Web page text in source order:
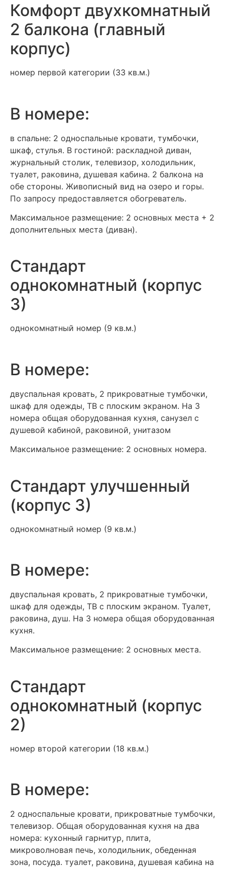
Комфорт двухкомнатный
2 балкона (главный
корпус)
номер первой категории (33 кв.м.)
В номере:
в спальне: 2 односпальные кровати, тумбочки,
шкаф, стулья. В гостиной: раскладной диван,
журнальный столик, телевизор, холодильник,
туалет, раковина, душевая кабина. 2 балкона на
обе стороны. Живописный вид на озеро и горы.
По запросу предоставляется обогреватель.
Максимальное размещение: 2 основных места + 2
дополнительных места (диван).
Стандарт
однокомнатный (корпус
3)
однокомнатный номер (9 кв.м.)
В номере:
двуспальная кровать, 2 прикроватные тумбочки,
шкаф для одежды, ТВ с плоским экраном. На 3
номера общая оборудованная кухня, санузел с
душевой кабиной, раковиной, унитазом
Максимальное размещение: 2 основных номера.
Стандарт улучшенный
(корпус 3)
однокомнатный номер (9 кв.м.)
В номере:
двуспальная кровать, 2 прикроватные тумбочки,
шкаф для одежды, ТВ с плоским экраном. Туалет,
раковина, душ. На 3 номера общая оборудованная
кухня.
Максимальное размещение: 2 основных места.
Стандарт
однокомнатный (корпус
2)
номер второй категории (18 кв.м.)
В номере:
2 односпальные кровати, прикроватные тумбочки,
телевизор. Общая оборудованная кухня на два
номера: кухонный гарнитур, плита,
микроволновая печь, холодильник, обеденная
зона, посуда. туалет, раковина, душевая кабина на